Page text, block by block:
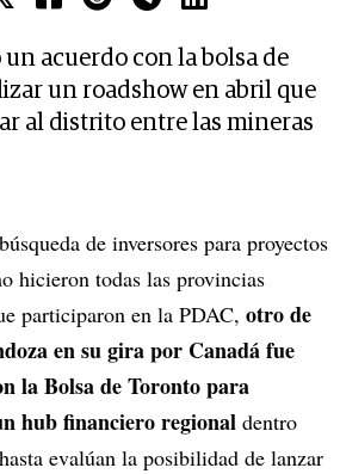
acuerdo con la bolsa de
un roadshow en abril que
al distrito entre las mineras
de inversores para proyectos
hicieron todas las provincias
participaron en la PDAC, otro de
en su gira por Canadá fue
la Bolsa de Toronto para
hub financiero regional dentro
evalúan la posibilidad de lanzar